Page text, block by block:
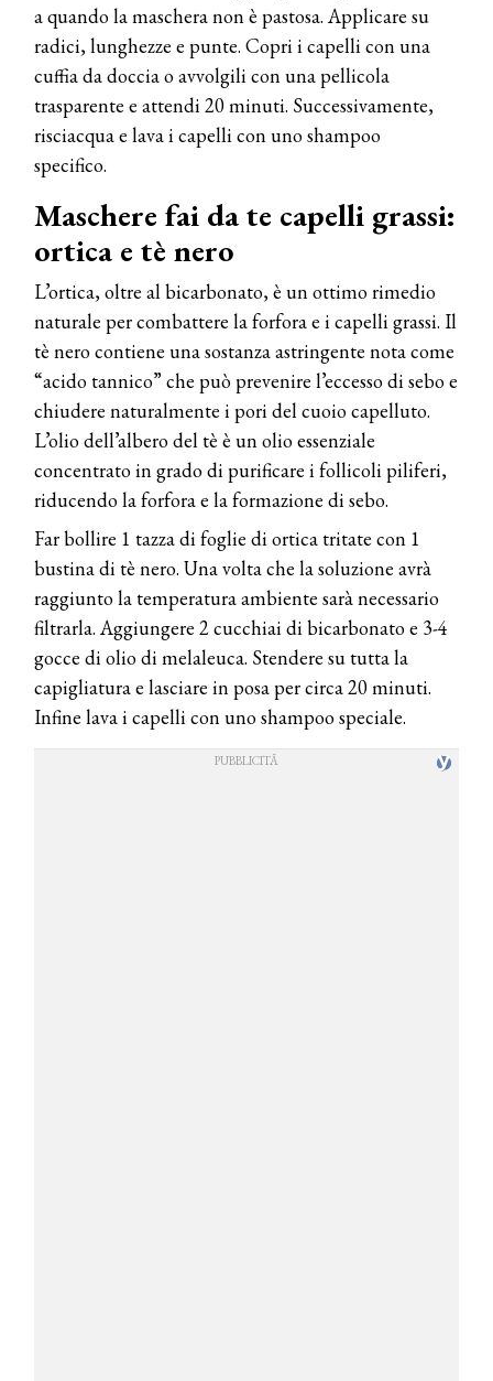
a quando la maschera non è pastosa. Applicare su
radici, lunghezze e punte. Copri i capelli con una
cuffia da doccia o avvolgili con una pellicola
trasparente e attendi 20 minuti. Successivamente,
risciacqua e lava i capelli con uno shampoo
specifico.
Maschere fai da te capelli grassi:
ortica e tè nero
L’ortica, oltre al bicarbonato, è un ottimo rimedio
naturale per combattere la forfora e i capelli grassi. Il
tè nero contiene una sostanza astringente nota come
“acido tannico” che può prevenire l’eccesso di sebo e
chiudere naturalmente i pori del cuoio capelluto.
L’olio dell’albero del tè è un olio essenziale
concentrato in grado di purificare i follicoli piliferi,
riducendo la forfora e la formazione di sebo.
Far bollire 1 tazza di foglie di ortica tritate con 1
bustina di tè nero. Una volta che la soluzione avrà
raggiunto la temperatura ambiente sarà necessario
filtrarla. Aggiungere 2 cucchiai di bicarbonato e 3-4
gocce di olio di melaleuca. Stendere su tutta la
capigliatura e lasciare in posa per circa 20 minuti.
Infine lava i capelli con uno shampoo speciale.